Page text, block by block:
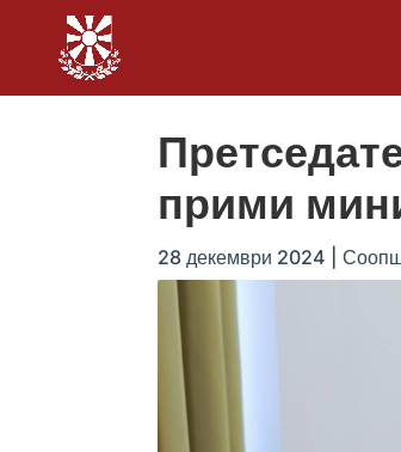
прими
28 декември 2024